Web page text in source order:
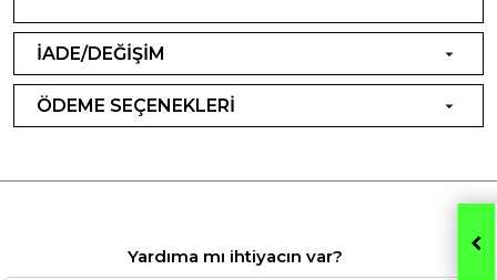
İADE/DEĞİŞİM
ÖDEME SEÇENEKLERİ
Yardıma mı ihtiyacın var?